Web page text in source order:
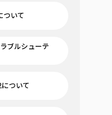
ついて
ブルシューテ
ついて